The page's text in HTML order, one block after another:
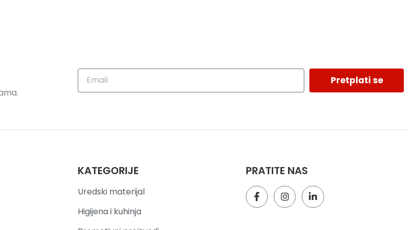
Pretplati se
KATEGORIJE
Uredski materijal
Higijena i kuhinja
PRATITE NAS